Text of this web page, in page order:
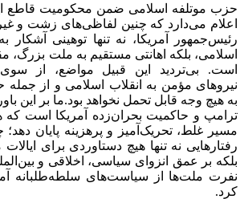
حزب موتلفه اسلامی ضمن محکومیت قاطع
اعلام می‌دارد که چنین لفاظی‌های زشت و
رئیس‌جمهور آمریکا، نه تنها توهینی آشکار
اسلامی، بلکه اهانتی مستقیم به ملت بزرگ،
است. بی‌تردید این قبیل مواضع، از سوی
نیروهای مؤمن به انقلاب اسلامی و از جمله
به هیچ وجه قابل تحمل نخواهد بود.ما بر این
ترامپ و حاکمیت بحران‌زده آمریکا است که
مسیر غلط، تحریک‌آمیز و پرهزینه پایان
رفتارهایی نه تنها هیچ دستاوردی برای
بلکه بر عمق انزوای سیاسی، اخلاقی و
نفرت ملت‌ها از سیاست‌های سلطه‌طلبانه
کرد.